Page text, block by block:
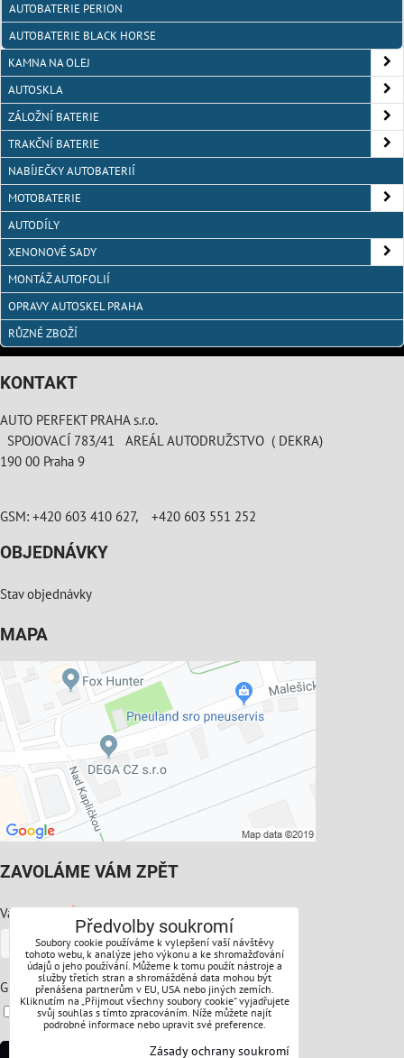
AUTOBATERIE PERION
AUTOBATERIE BLACK HORSE
KAMNA NA OLEJ
AUTOSKLA
ZÁLOŽNÍ BATERIE
TRAKČNÍ BATERIE
NABÍJEČKY AUTOBATERIÍ
MOTOBATERIE
AUTODÍLY
XENONOVÉ SADY
MONTÁŽ AUTOFOLIÍ
OPRAVY AUTOSKEL PRAHA
RŮZNÉ ZBOŽÍ
KONTAKT
AUTO PERFEKT PRAHA s.r.o.
SPOJOVACÍ 783/41 AREÁL AUTODRUŽSTVO ( DEKRA)
190 00 Praha 9
GSM: +420 603 410 627, +420 603 551 252
OBJEDNÁVKY
Stav objednávky
MAPA
ZAVOLÁME VÁM ZPĚT
Váš telefon:*
GDPR:*
Souhlasíte s ochranou osobních údajů
Předvolby soukromí
Soubory cookie používáme k vylepšení vaší návštěvy
tohoto webu, k analýze jeho výkonu a ke shromažďování
údajů o jeho používání. Můžeme k tomu použít nástroje a
služby třetích stran a shromážděná data mohou být
přenášena partnerům v EU, USA nebo jiných zemích.
Kliknutím na „Přijmout všechny soubory cookie“ vyjadřujete
svůj souhlas s tímto zpracováním. Níže můžete najít
podrobné informace nebo upravit své preference.
Zásady ochrany soukromí